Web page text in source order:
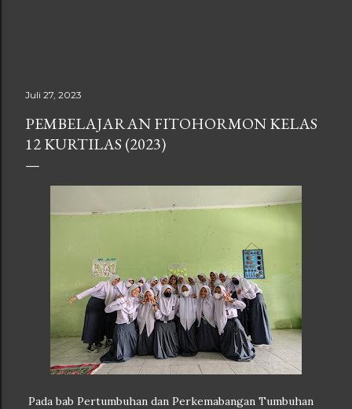
Juli 27, 2023
PEMBELAJARAN FITOHORMON KELAS
12 KURTILAS (2023)
Pada bab Pertumbuhan dan Perkemabangan Tumbuhan